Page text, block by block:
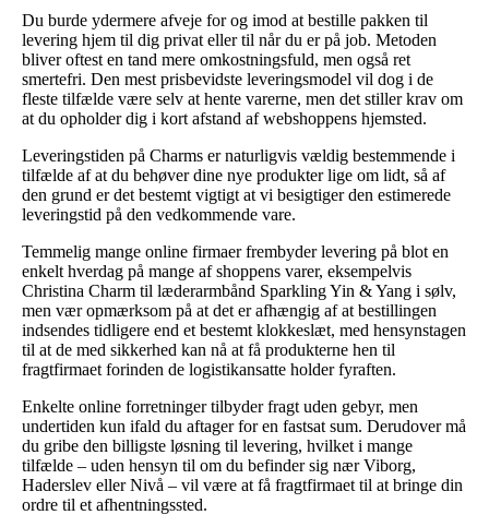
Du burde ydermere afveje for og imod at bestille pakken til
levering hjem til dig privat eller til når du er på job. Metoden
bliver oftest en tand mere omkostningsfuld, men også ret
smertefri. Den mest prisbevidste leveringsmodel vil dog i de
fleste tilfælde være selv at hente varerne, men det stiller krav om
at du opholder dig i kort afstand af webshoppens hjemsted.
Leveringstiden på Charms er naturligvis vældig bestemmende i
tilfælde af at du behøver dine nye produkter lige om lidt, så af
den grund er det bestemt vigtigt at vi besigtiger den estimerede
leveringstid på den vedkommende vare.
Temmelig mange online firmaer frembyder levering på blot en
enkelt hverdag på mange af shoppens varer, eksempelvis
Christina Charm til læderarmbånd Sparkling Yin & Yang i sølv,
men vær opmærksom på at det er afhængig af at bestillingen
indsendes tidligere end et bestemt klokkeslæt, med hensynstagen
til at de med sikkerhed kan nå at få produkterne hen til
fragtfirmaet forinden de logistikansatte holder fyraften.
Enkelte online forretninger tilbyder fragt uden gebyr, men
undertiden kun ifald du aftager for en fastsat sum. Derudover må
du gribe den billigste løsning til levering, hvilket i mange
tilfælde – uden hensyn til om du befinder sig nær Viborg,
Haderslev eller Nivå – vil være at få fragtfirmaet til at bringe din
ordre til et afhentningssted.